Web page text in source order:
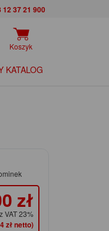
12 37 21 900
Koszyk
KATALOG
zł
z VAT 23%
zł netto)